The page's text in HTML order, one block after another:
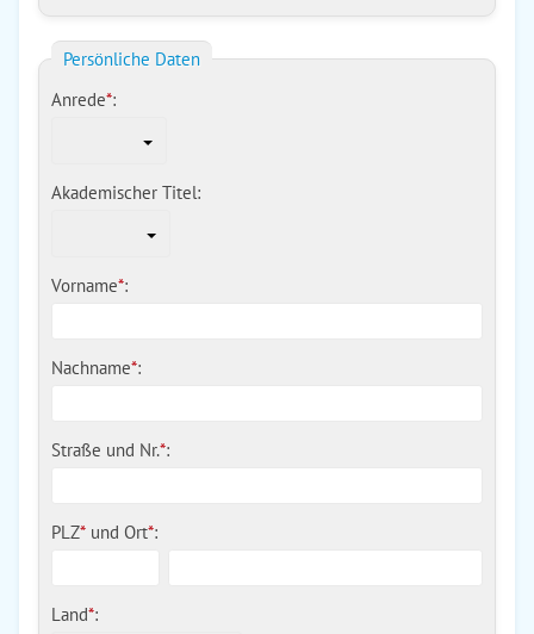
Persönliche Daten
Anrede*:
Akademischer Titel:
Vorname*:
Nachname*:
Straße und Nr.*:
PLZ* und Ort*:
Land*: